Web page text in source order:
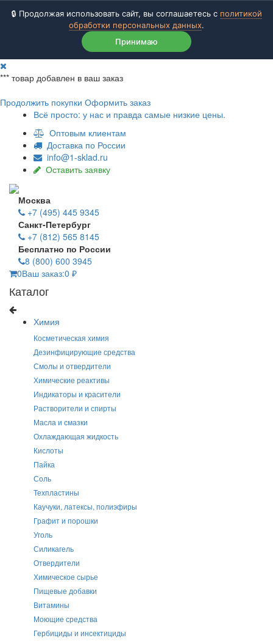
🔒 Продолжая использовать сайт, вы соглашаетесь с политикой
обработки персональных данных.
Принимаю
*** товар добавлен в ваш заказ
Продолжить покупки Оформить заказ
Всё просто: у нас и правда самые низкие цены.
Оптовым клиентам
Доставка по России
info@1-sklad.ru
Оставить заявку
Москва
+7 (495) 445 9345
Санкт-Петербург
+7 (812) 565 8145
Бесплатно по России
8 (800) 600 3945
0Ваш заказ:0 ₽
Каталог
Химия
Косметическая химия
Дезинфицирующие средства
Смолы и отвердители
Химические реактивы
Индикаторы и красители
Растворители и спирты
Масла и смазки
Охлаждающая жидкость
Кислоты
Пайка
Соль
Техпластины
Каучуки, латексы, полиэфиры
Графит и порошки
Уголь
Силикагель
Отвердители
Химическое сырье
Пищевые добавки
Витамины
Моющие средства
Гербициды и инсектициды